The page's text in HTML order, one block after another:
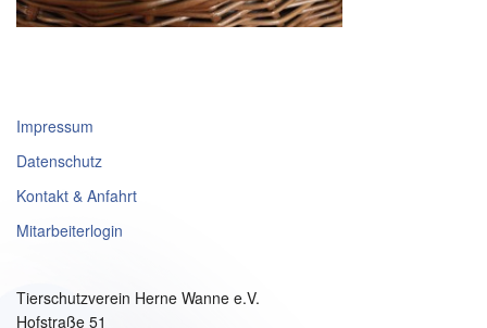
Impressum
Datenschutz
Kontakt & Anfahrt
Mitarbeiterlogin
Tierschutzverein Herne Wanne e.V.
Hofstraße 51